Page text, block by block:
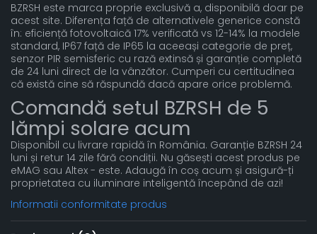
BZRSH este marca proprie exclusivă a, disponibilă doar pe
acest site. Diferența față de alternativele generice constă
în: eficiență fotovoltaică 17% verificată vs 12-14% la modele
standard, IP67 față de IP65 la aceeași categorie de preț,
senzor PIR semisferic cu rază extinsă și garanție completă
de 24 luni direct de la vânzător. Cumperi cu certitudinea
că există cine să răspundă dacă apare orice problemă.
Comandă setul BZRSH de 5
lămpi solare acum
Disponibil cu livrare rapidă în România. Garanție BZRSH 24
luni și retur 14 zile fără condiții. Nu găsești acest produs pe
eMAG sau Altex - este. Adaugă în coș acum și asigură-ți
proprietatea cu iluminare inteligentă începând de azi!
Informatii conformitate produs